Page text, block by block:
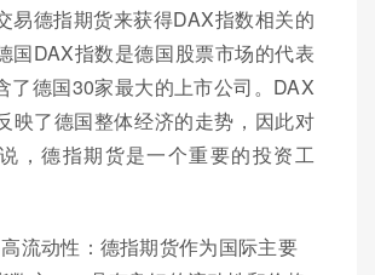
易德指期货来获得DAX指数相关的
国DAX指数是德国股票市场的代表
了德国30家最大的上市公司。DAX
映了德国整体经济的走势，因此对
，德指期货是一个重要的投资工
流动性：德指期货作为国际主要